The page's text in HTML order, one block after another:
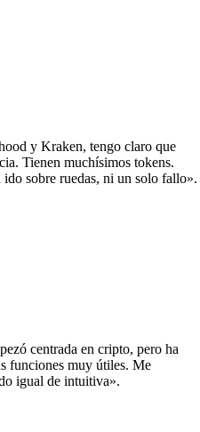
y Kraken, tengo claro que
Tienen muchísimos tokens.
sobre ruedas, ni un solo fallo».
centrada en cripto, pero ha
funciones muy útiles. Me
igual de intuitiva».